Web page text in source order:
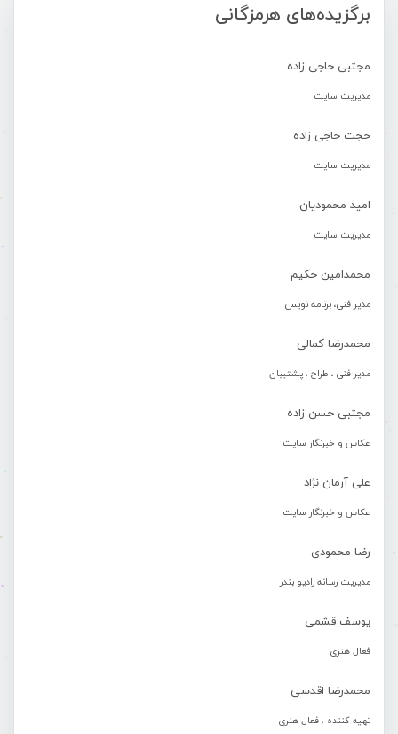
برگزیده‌های هرمزگانی
مجتبی حاجی زاده
مدیریت سایت
حجت حاجی زاده
مدیریت سایت
امید محمودیان
مدیریت سایت
محمدامین حکیم
مدیر فنی، برنامه نویس
محمدرضا کمالی
مدیر فنی ، طراح ، پشتیبان
مجتبی حسن زاده
عکاس و خبرنگار سایت
علی آرمان نژاد
عکاس و خبرنگار سایت
رضا محمودی
مدیریت رسانه رادیو بندر
یوسف قشمی
فعال هنری
محمدرضا اقدسی
تهیه کننده ، فعال هنری